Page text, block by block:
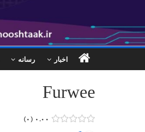
اخبار رسانه
Furwee
۰.۰۰ ۰